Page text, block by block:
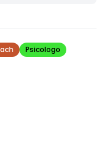
Psicologo